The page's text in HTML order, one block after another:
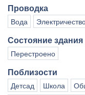
Проводка
Вода
Состояние здания
Перестроено
Поблизости
Детсад Школа